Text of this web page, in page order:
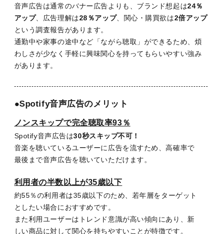
音声広告は通常のバナー広告よりも、ブランド想起は24％
アップ、広告理解は28％アップ、関心・購買欲は2倍アップ
という調査報告があります。
通勤中や家事の途中など「ながら聴取」ができるため、煩
わしさが少なく手軽に興味関心を持ってもらいやすい強み
があります。
●Spotify音声広告のメリット
ノンスキップで完全聴取率93％
Spotify音声広告は30秒スキップ不可！
音楽を聴いているユーザーに広告を流すため、高確率で
最後まで音声広告を聴いていただけます。
利用者の半数以上が35歳以下
約55％の利用者は35歳以下のため、 若年層をターゲット
としたい場合におすすめです。
また利用ユーザーはトレンド意識が高い傾向にあり、 新
しい商品に対して関心を持ちやすいことが特徴です。